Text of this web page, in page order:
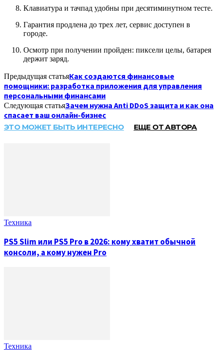
Клавиатура и тачпад удобны при десятиминутном тесте.
Гарантия продлена до трех лет, сервис доступен в
городе.
Осмотр при получении пройден: пиксели целы, батарея
держит заряд.
Предыдущая статьяКак создаются финансовые
помощники: разработка приложения для управления
персональными финансами
Следующая статьяЗачем нужна Anti DDoS защита и как она
спасает ваш онлайн-бизнес
ЭТО МОЖЕТ БЫТЬ ИНТЕРЕСНО ЕЩЕ ОТ АВТОРА
Техника
PS5 Slim или PS5 Pro в 2026: кому хватит обычной
консоли, а кому нужен Pro
Техника